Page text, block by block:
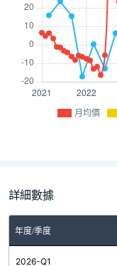
月均價
詳細數據
年度/季度
2026-Q1